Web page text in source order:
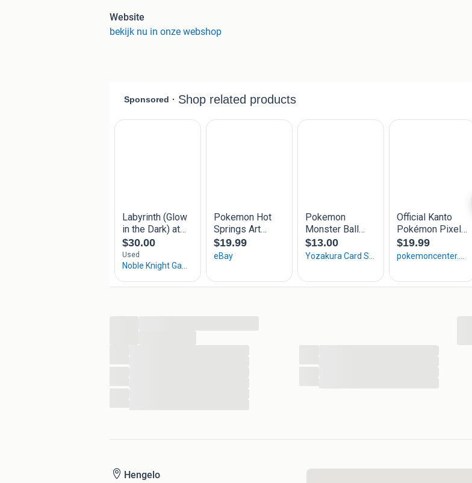
De voordelen van bestellen bij SpellenRijk.nl:
Lid van Thuiswinkel Waarborg
Website
bekijk nu in onze webshop
Hengelo